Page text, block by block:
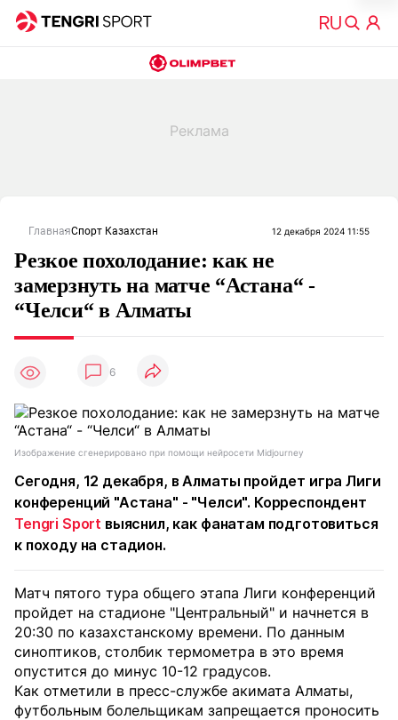
ГлавнаяСпорт Казахстан 12 декабря 2024 11:55
Резкое похолодание: как не
замерзнуть на матче “Астана“ -
“Челси“ в Алматы
6
Изображение сгенерировано при помощи нейросети Midjourney
Сегодня, 12 декабря, в Алматы пройдет игра Лиги
конференций "Астана" - "Челси". Корреспондент
Tengri Sport выяснил, как фанатам подготовиться
к походу на стадион.
Матч пятого тура общего этапа Лиги конференций
пройдет на стадионе "Центральный" и начнется в
20:30 по казахстанскому времени. По данным
синоптиков, столбик термометра в это время
опустится до минус 10-12 градусов.
Как отметили в пресс-службе акимата Алматы,
футбольным болельщикам запрещается проносить